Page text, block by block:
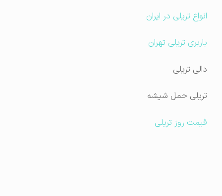
انواع تریلی در ایران
باربری تریلی تهران
دالی تریلی
تریلی حمل شیشه
قیمت روز تریلی